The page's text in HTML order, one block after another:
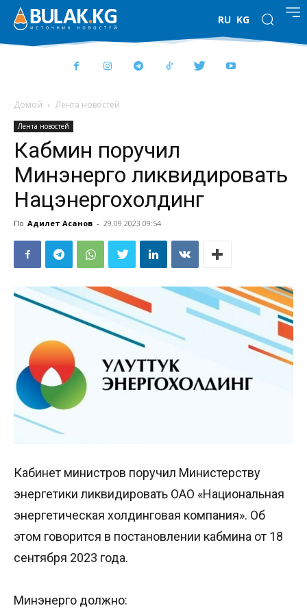
RU KG
Домой Лента новостей
Лента новостей
Кабмин поручил
Минэнерго ликвидировать
Нацэнергохолдинг
По Адилет Асанов - 29.09.2023 09:54
Кабинет министров поручил Министерству
энергетики ликвидировать ОАО «Национальная
энергетическая холдинговая компания». Об
этом говорится в постановлении кабмина от 18
сентября 2023 года.
Минэнерго должно: